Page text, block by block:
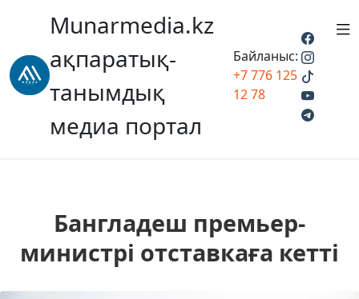
Munarmedia.kz
ақпаратық-
танымдық
медиа портал
Байланыс:
+7 776 125
12 78
Бангладеш премьер-
министрі отставкаға кетті